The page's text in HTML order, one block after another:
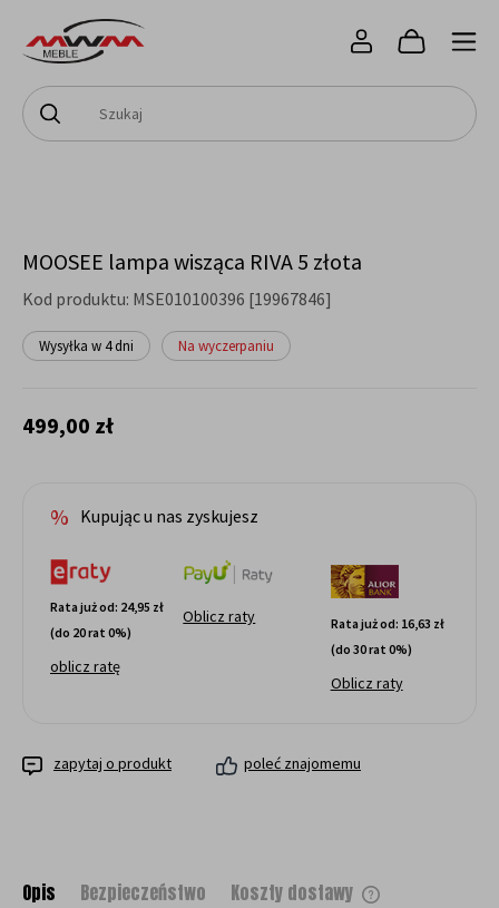
MOOSEE lampa wisząca RIVA 5 złota
Kod produktu: MSE010100396 [19967846]
Wysyłka w 4 dni Na wyczerpaniu
499,00 zł
Kupując u nas zyskujesz
Rata już od: 24,95 zł
(do 20 rat 0%)
oblicz ratę
Oblicz raty Rata już od: 16,63 zł
(do 30 rat 0%)
Oblicz raty
zapytaj o produkt poleć znajomemu
Opis Bezpieczeństwo Koszty dostawy